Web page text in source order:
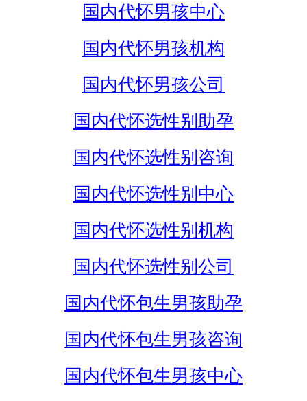
国内代怀男孩中心
国内代怀男孩机构
国内代怀男孩公司
国内代怀选性别助孕
国内代怀选性别咨询
国内代怀选性别中心
国内代怀选性别机构
国内代怀选性别公司
国内代怀包生男孩助孕
国内代怀包生男孩咨询
国内代怀包生男孩中心